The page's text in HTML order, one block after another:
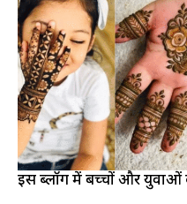
इस ब्लॉग में बच्चों और